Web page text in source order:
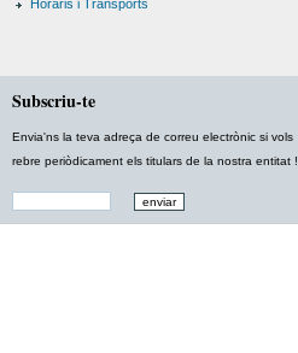
Horaris i Transports
Subscriu-te
Envia'ns la teva adreça de correu electrònic si vols
rebre periòdicament els titulars de la nostra entitat !